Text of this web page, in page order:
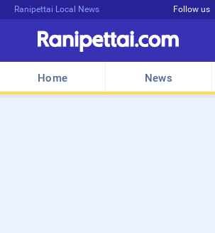
Ranipettai Local News Follow us
Home News